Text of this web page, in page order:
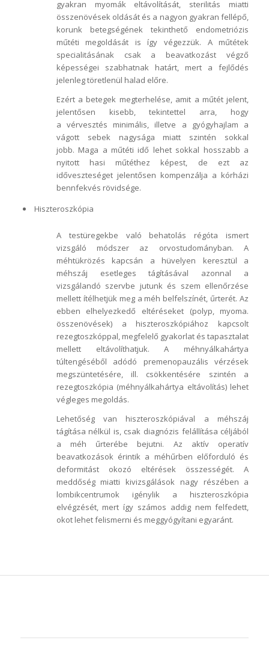
gyakran myomák eltávolítását, sterilitás miatti
összenövések oldását és a nagyon gyakran fellépő,
korunk betegségének tekinthető endometriózis
műtéti megoldását is így végezzük. A műtétek
specialitásának csak a beavatkozást végző
képességei szabhatnak határt, mert a fejlődés
jelenleg töretlenül halad előre.
Ezért a betegek megterhelése, amit a műtét jelent,
jelentősen kisebb, tekintettel arra, hogy
a vérvesztés minimális, illetve a gyógyhajlam a
vágott sebek nagysága miatt szintén sokkal
jobb. Maga a műtéti idő lehet sokkal hosszabb a
nyitott hasi műtéthez képest, de ezt az
időveszteséget jelentősen kompenzálja a kórházi
bennfekvés rövidsége.
Hiszteroszkópia
A testüregekbe való behatolás régóta ismert
vizsgáló módszer az orvostudományban. A
méhtükrözés kapcsán a hüvelyen keresztül a
méhszáj esetleges tágításával azonnal a
vizsgálandó szervbe jutunk és szem ellenőrzése
mellett ítélhetjük meg a méh belfelszínét, űrterét. Az
ebben elhelyezkedő eltéréseket (polyp, myoma.
összenövések) a hiszteroszkópiához kapcsolt
rezegtoszkóppal, megfelelő gyakorlat és tapasztalat
mellett eltávolíthatjuk. A méhnyálkahártya
túltengéséből adódó premenopauzális vérzések
megszüntetésére, ill. csökkentésére szintén a
rezegtoszkópia (méhnyálkahártya eltávolítás) lehet
végleges megoldás.
Lehetőség van hiszteroszkópiával a méhszáj
tágítása nélkül is, csak diagnózis felállítása céljából
a méh űrterébe bejutni. Az aktív operatív
beavatkozások érintik a méhűrben előforduló és
deformitást okozó eltérések összességét. A
meddőség miatti kivizsgálások nagy részében a
lombikcentrumok igénylik a hiszteroszkópia
elvégzését, mert így számos addig nem felfedett,
okot lehet felismerni és meggyógyítani egyaránt.